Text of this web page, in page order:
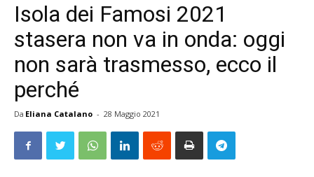
Isola dei Famosi 2021
stasera non va in onda: oggi
non sarà trasmesso, ecco il
perché
Da Eliana Catalano - 28 Maggio 2021